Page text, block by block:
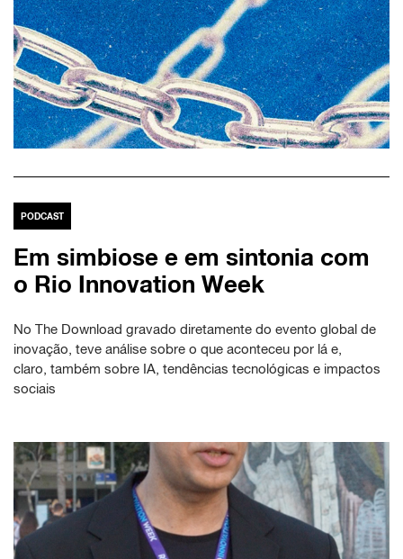
PODCAST
Em simbiose e em sintonia com
o Rio Innovation Week
No The Download gravado diretamente do evento global de
inovação, teve análise sobre o que aconteceu por lá e,
claro, também sobre IA, tendências tecnológicas e impactos
sociais